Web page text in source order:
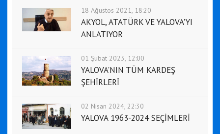
18 Ağustos 2021, 18:20
AKYOL, ATATÜRK VE YALOVA'YI
ANLATIYOR
01 Şubat 2023, 12:00
YALOVA'NIN TÜM KARDEŞ
ŞEHİRLERİ
02 Nisan 2024, 22:30
YALOVA 1963-2024 SEÇİMLERİ